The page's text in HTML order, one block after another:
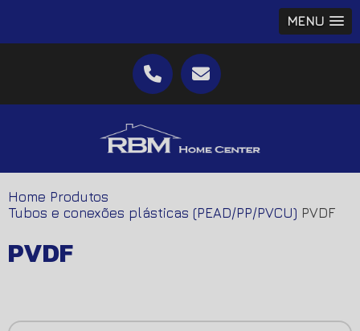
MENU
Home Produtos
Tubos e conexões plásticas (PEAD/PP/PVCU) PVDF
PVDF